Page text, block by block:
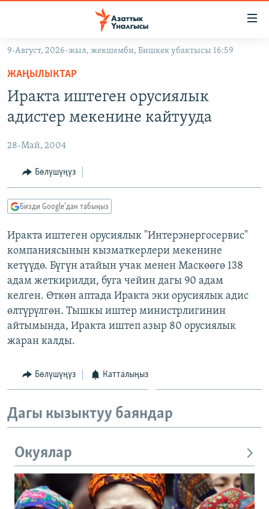
Навигацияга
өтүңүз
Издөөгө
салыңызКЫРГЫЗСТАН
ЭКОНОМИКА
МАДАНИЯТ
ДҮЙНӨ
БОРБОР АЗИЯ
АТАЙЫН ИЛИКТӨӨ
ТВ ПРОГРАММАЛАР
ЭКСПЕРТТЕР ТАЛДАЙТ
БИЗ ЖАНА ДҮЙНӨ
ДАНИСТЕ
ЭЖЕ-СИҢДИЛЕР
ЫҢГАЙСЫЗ СУРООЛОР
ӨЗГӨЧӨ ПИКИР
Русский
ОНЛАЙН ШЕРИНЕ
9-Август, 2026-жыл, жекшемби, Бишкек убактысы 16:59
ЖАҢЫЛЫКТАР
Иракта иштеген орусиялык
адистер мекенине кайтууда
28-Май, 2004
Бөлүшүңүз
Бизди Google'дан табыңыз
Иракта иштеген орусиялык "Интерэнергосервис"
компаниясынын кызматкерлери мекенине
кетүүдө. Бүгүн атайын учак менен Маскөөгө 138
адам жеткирилди, буга чейин дагы 90 адам
келген. Өткөн аптада Иракта эки орусиялык адис
өлтүрүлгөн. Тышкы иштер министрлигинин
айтымында, Иракта иштеп азыр 80 орусиялык
жаран калды.
Бөлүшүңүз Катталыңыз
Дагы кызыктуу баяндар
Окуялар